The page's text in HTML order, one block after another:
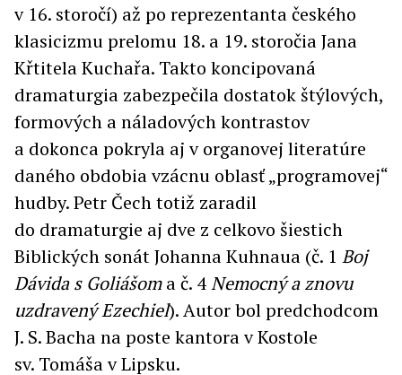
v 16. storočí) až po reprezentanta českého
klasicizmu prelomu 18. a 19. storočia Jana
Křtitela Kuchařa. Takto koncipovaná
dramaturgia zabezpečila dostatok štýlových,
formových a náladových kontrastov
a dokonca pokryla aj v organovej literatúre
daného obdobia vzácnu oblasť „programovej“
hudby. Petr Čech totiž zaradil
do dramaturgie aj dve z celkovo šiestich
Biblických sonát Johanna Kuhnaua (č. 1 Boj
Dávida s Goliášoma č. 4Nemocný a znovu
uzdravený Ezechiel). Autor bol predchodcom
J. S. Bacha na poste kantora v Kostole
sv. Tomáša v Lipsku.